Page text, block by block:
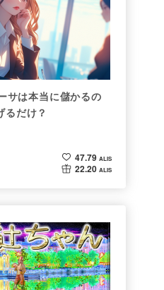
サは本当に儲かるの
るだけ？
47.79 ALIS
22.20 ALIS